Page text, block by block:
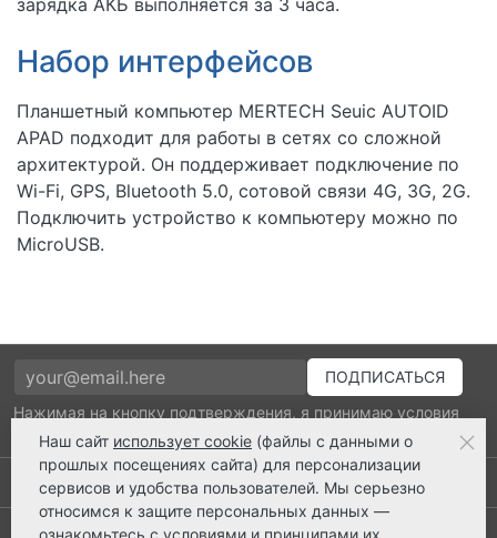
Набор интерфейсов
Планшетный компьютер MERTECH Seuic AUTOID
APAD подходит для работы в сетях со сложной
архитектурой. Он поддерживает подключение по
Wi-Fi, GPS, Bluetooth 5.0, сотовой связи 4G, 3G, 2G.
Подключить устройство к компьютеру можно по
MicroUSB.
Нажимая на кнопку подтверждения, я принимаю условия
политики обработки персональных данных
Выполнено заказов: 52530
8 800 2018-054
Наш сайт использует cookie (файлы с данными о
прошлых посещениях сайта) для персонализации
сервисов и удобства пользователей. Мы серьезно
относимся к защите персональных данных —